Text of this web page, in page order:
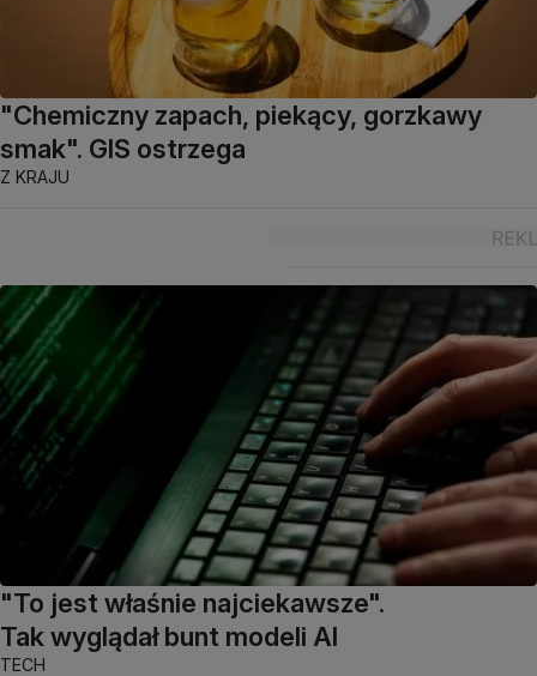
"Chemiczny zapach, piekący, gorzkawy
smak". GIS ostrzega
Z KRAJU
"To jest właśnie najciekawsze".
Tak wyglądał bunt modeli AI
TECH